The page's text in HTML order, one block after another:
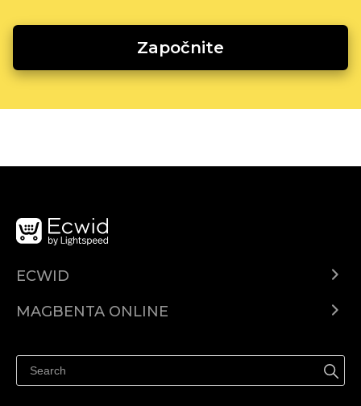
Započnite
ECWID
Help center
MAGBENTA ONLINE
Ibenta sa Facebook